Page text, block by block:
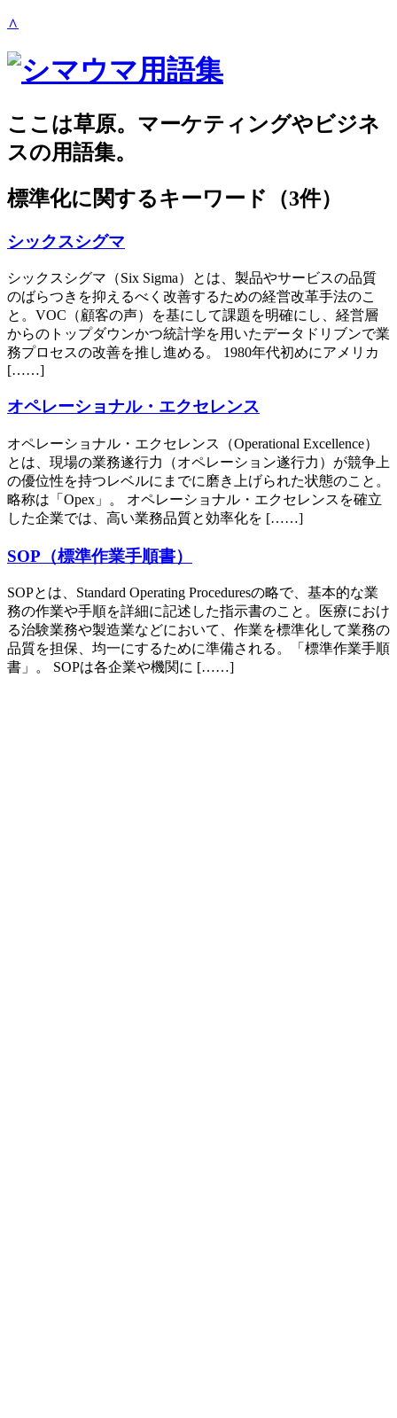
∧
ここは草原。マーケティングやビジネ
スの用語集。
標準化に関するキーワード（3件）
シックスシグマ
シックスシグマ（Six Sigma）とは、製品やサービスの品質
のばらつきを抑えるべく改善するための経営改革手法のこ
と。VOC（顧客の声）を基にして課題を明確にし、経営層
からのトップダウンかつ統計学を用いたデータドリブンで業
務プロセスの改善を推し進める。 1980年代初めにアメリカ
[……]
オペレーショナル・エクセレンス
オペレーショナル・エクセレンス（Operational Excellence）
とは、現場の業務遂行力（オペレーション遂行力）が競争上
の優位性を持つレベルにまでに磨き上げられた状態のこと。
略称は「Opex」。 オペレーショナル・エクセレンスを確立
した企業では、高い業務品質と効率化を [……]
SOP（標準作業手順書）
SOPとは、Standard Operating Proceduresの略で、基本的な業
務の作業や手順を詳細に記述した指示書のこと。医療におけ
る治験業務や製造業などにおいて、作業を標準化して業務の
品質を担保、均一にするために準備される。「標準作業手順
書」。 SOPは各企業や機関に [……]